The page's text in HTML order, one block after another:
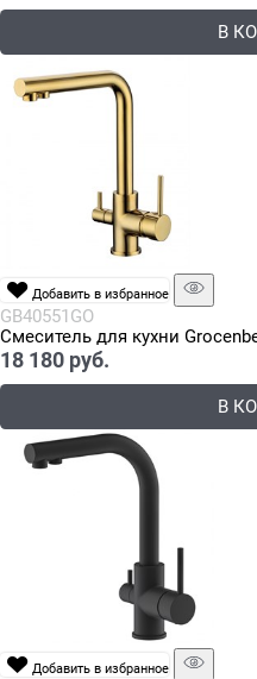
В
Добавить в избранное
GB40551GO
Смеситель для кухни
18 180 руб.
В
Добавить в избранное